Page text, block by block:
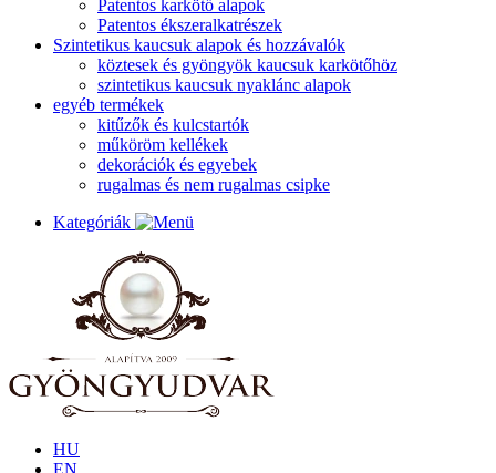
Patentos karkötő alapok
Patentos ékszeralkatrészek
Szintetikus kaucsuk alapok és hozzávalók
köztesek és gyöngyök kaucsuk karkötőhöz
szintetikus kaucsuk nyaklánc alapok
egyéb termékek
kitűzők és kulcstartók
műköröm kellékek
dekorációk és egyebek
rugalmas és nem rugalmas csipke
Kategóriák
HU